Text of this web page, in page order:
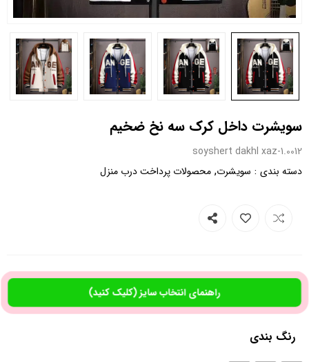
سویشرت داخل کرک سه نخ ضخیم
0012.soyshert dakhl xaz-1
دسته بندی : سویشرت, محصولات پرداخت درب منزل
راهنمای انتخاب سایز (کلیک کنید)
رنگ بندی